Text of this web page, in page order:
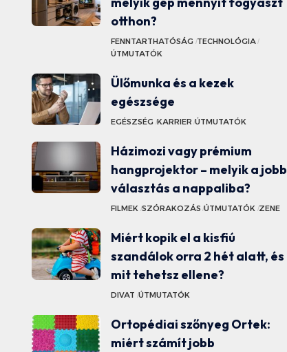
otthon?
FENNTARTHATÓSÁG TECHNOLÓGIA
ÚTMUTATÓK
Ülőmunka és a kezek
egészsége
EGÉSZSÉG KARRIER ÚTMUTATÓK
Házimozi vagy prémium
hangprojektor – melyik a jobb
választás a nappaliba?
FILMEK SZÓRAKOZÁS ÚTMUTATÓK ZENE
Miért kopik el a kisfiú
szandálok orra 2 hét alatt, és
mit tehetsz ellene?
DIVAT ÚTMUTATÓK
Ortopédiai szőnyeg Ortek:
miért számít jobb